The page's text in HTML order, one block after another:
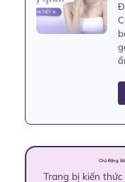
Chủ Động
Trang bị kiến